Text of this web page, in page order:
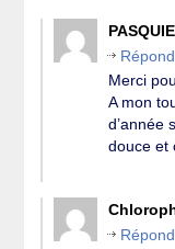
Merci
A mon
d’année
douce et